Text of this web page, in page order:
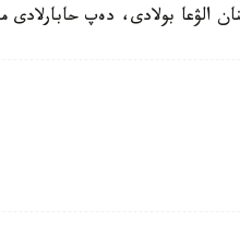
الۋعا بولادى، دەپ حابارلادى